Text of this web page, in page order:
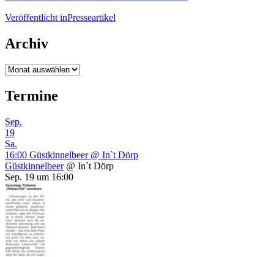
Beitragsnavigation
Veröffentlicht inPresseartikel
Archiv
Archiv
Termine
Sep.
19
Sa.
16:00 Güstkinnelbeer @ In`t Dörp
Güstkinnelbeer @ In`t Dörp
Sep. 19 um 16:00